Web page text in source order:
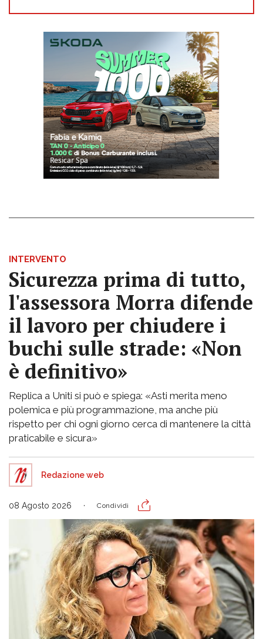
INTERVENTO
Sicurezza prima di tutto,
l'assessora Morra difende
il lavoro per chiudere i
buchi sulle strade: «Non
è definitivo»
Replica a Uniti si può e spiega: «Asti merita meno
polemica e più programmazione, ma anche più
rispetto per chi ogni giorno cerca di mantenere la città
praticabile e sicura»
Redazione web
08 Agosto 2026 Condividi